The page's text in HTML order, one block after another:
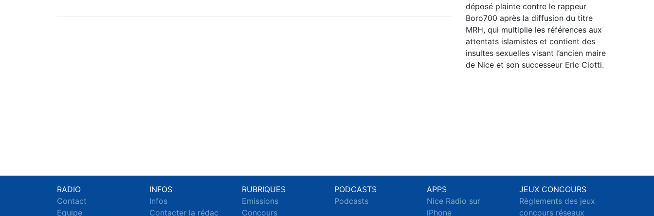
déposé plainte contre le rappeur
Boro700 après la diffusion du titre
MRH, qui multiplie les références aux
attentats islamistes et contient des
insultes sexuelles visant l’ancien maire
de Nice et son successeur Eric Ciotti.
RADIO
Contact
Equipe
INFOS
Infos
Contacter la rédac
RUBRIQUES
Emissions
Concours
PODCASTS
Podcasts
APPS
Nice Radio sur
iPhone
JEUX CONCOURS
Règlements des jeux
concours réseaux